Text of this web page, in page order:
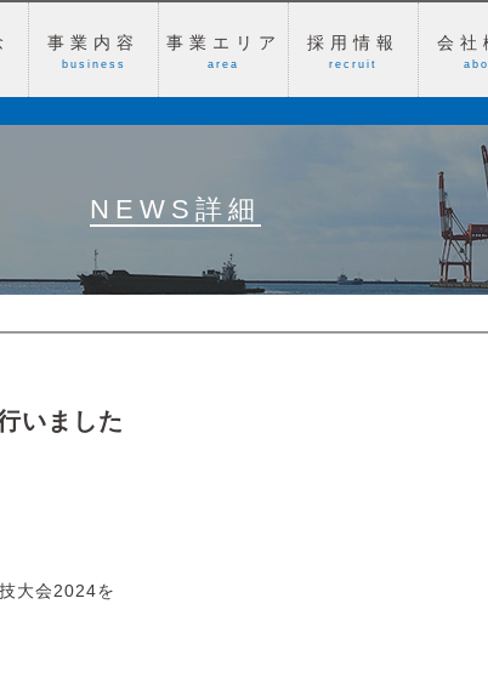
事業内容
business
事業エリア
area
採用情報
recruit
会社
NEWS詳細
いました
大会2024を